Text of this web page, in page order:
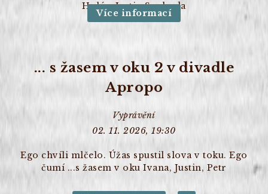
Holá a Justin Svoboda
Více informací
... s žasem v oku 2 v divadle
Apropo
Vyprávění
02. 11. 2026, 19:30
Ego chvíli mlčelo. Úžas spustil slova v toku. Ego
čumí ...s žasem v oku Ivana, Justin, Petr